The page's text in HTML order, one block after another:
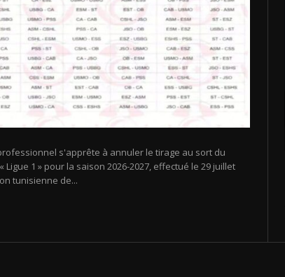
s'apprête à annuler le tirage au sort du
1 » pour la saison 2026-2027, effectué le 29 juillet
tunisienne de...